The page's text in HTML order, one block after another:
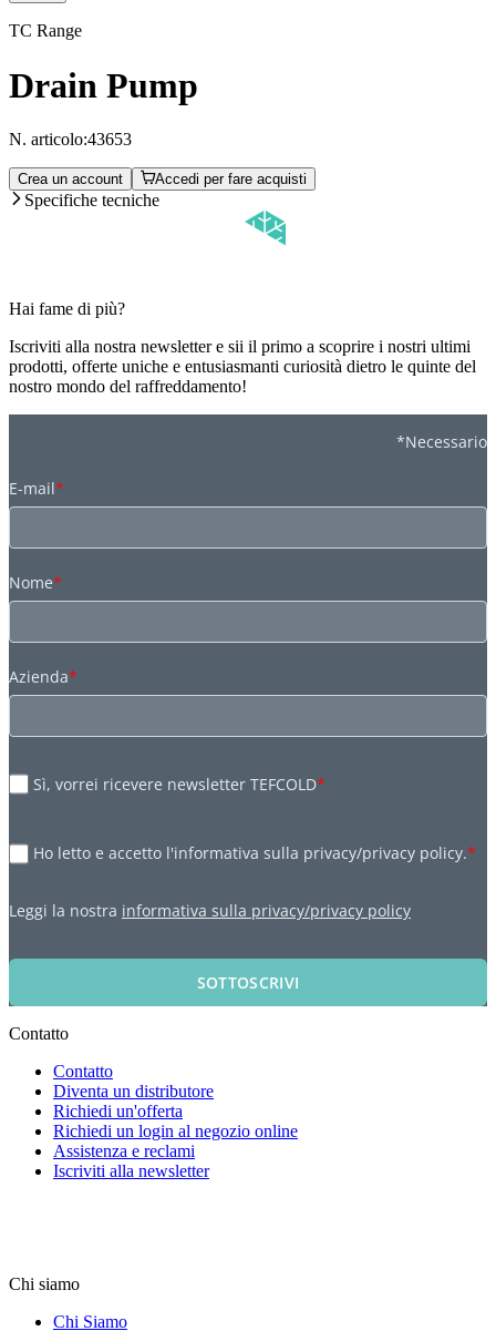
TC Range
Drain Pump
N. articolo:43653
Crea un account Accedi per fare acquisti
Specifiche tecniche
Hai fame di più?
Iscriviti alla nostra newsletter e sii il primo a scoprire i nostri ultimi
prodotti, offerte uniche e entusiasmanti curiosità dietro le quinte del
nostro mondo del raffreddamento!
*Necessario
E-mail*
Nome*
Azienda*
Sì, vorrei ricevere newsletter TEFCOLD*
Ho letto e accetto l'informativa sulla privacy/privacy policy.*
Leggi la nostra informativa sulla privacy/privacy policy
SOTTOSCRIVI
Contatto
Contatto
Diventa un distributore
Richiedi un'offerta
Richiedi un login al negozio online
Assistenza e reclami
Iscriviti alla newsletter
Chi siamo
Chi Siamo